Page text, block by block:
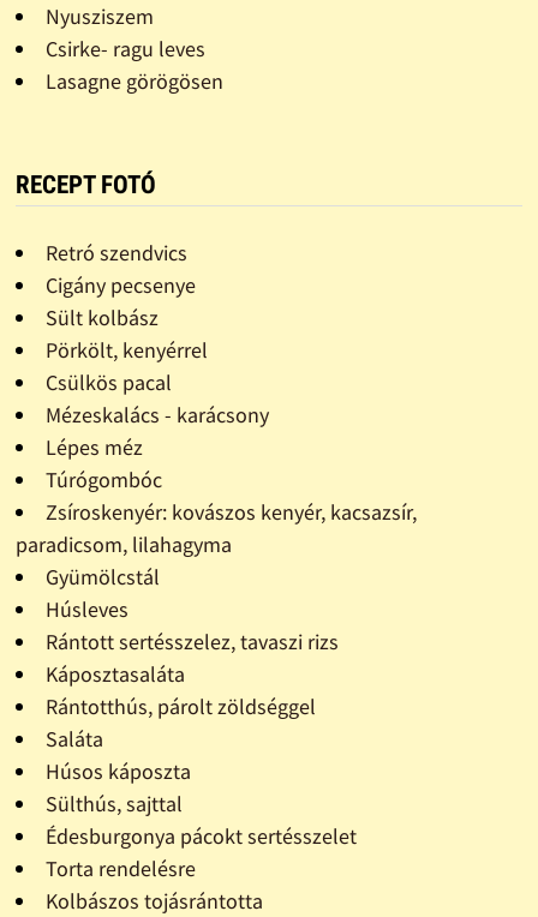
Nyusziszem
Csirke- ragu leves
Lasagne görögösen
RECEPT FOTÓ
Retró szendvics
Cigány pecsenye
Sült kolbász
Pörkölt, kenyérrel
Csülkös pacal
Mézeskalács - karácsony
Lépes méz
Túrógombóc
Zsíroskenyér: kovászos kenyér, kacsazsír,
paradicsom, lilahagyma
Gyümölcstál
Húsleves
Rántott sertésszelez, tavaszi rizs
Káposztasaláta
Rántotthús, párolt zöldséggel
Saláta
Húsos káposzta
Sülthús, sajttal
Édesburgonya pácokt sertésszelet
Torta rendelésre
Kolbászos tojásrántotta